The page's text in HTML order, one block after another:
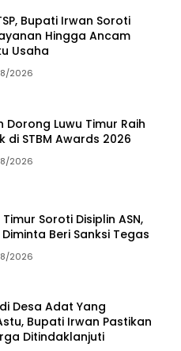
Bupati Irwan Soroti
Hingga Ancam
Usaha
2026
Dorong Luwu Timur Raih
di STBM Awards 2026
2026
Soroti Disiplin ASN,
Beri Sanksi Tegas
2026
Desa Adat Yang
Bupati Irwan Pastikan
Ditindaklanjuti